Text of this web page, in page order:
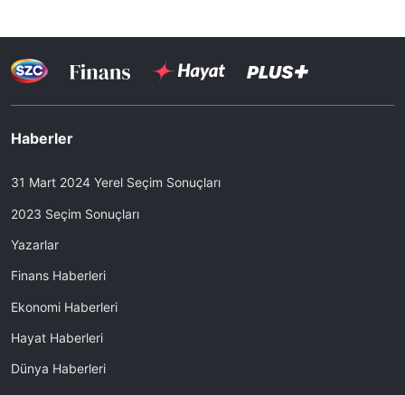
Haberler
31 Mart 2024 Yerel Seçim Sonuçları
2023 Seçim Sonuçları
Yazarlar
Finans Haberleri
Ekonomi Haberleri
Hayat Haberleri
Dünya Haberleri